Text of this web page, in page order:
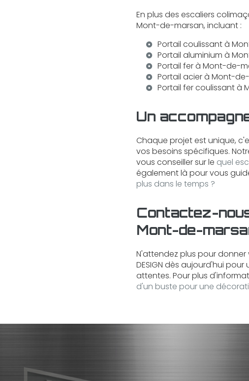
En plus des escaliers
Mont-de-marsan, incluant :
Portail coulissant à
Portail aluminium à
Portail fer à Mont-de-
Portail acier à Mont-
Portail fer coulissant à
Un
Chaque projet est unique,
vos besoins spécifiques.
vous conseiller sur le quel
également là pour vous
plus dans le temps ?
Contactez-
Mont-de-
N'attendez plus pour
DESIGN dès aujourd'hui pour
attentes. Pour plus
d'un buste pour une